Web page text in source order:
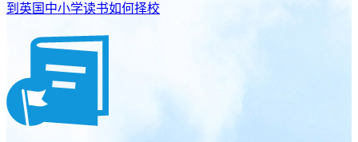
到英国中小学读书如何择校